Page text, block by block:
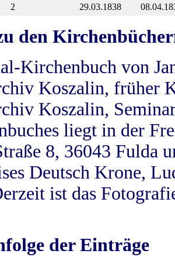
2 29.03.1838
den
Kirchenbuch von
Koszalin, früher
Koszalin,
liegt in der
8, 36043 Fulda
Deutsch Krone,
ist das
der Einträge